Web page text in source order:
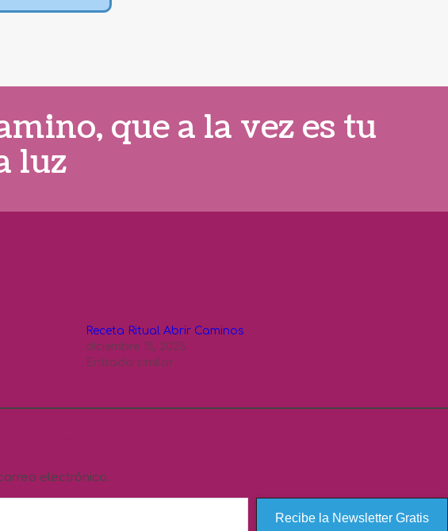
que a la vez es tu
luz
Receta Ritual Abrir Caminos
diciembre 15, 2025
Entrada similar
electrónico.
Recibe la Newsletter Gratis